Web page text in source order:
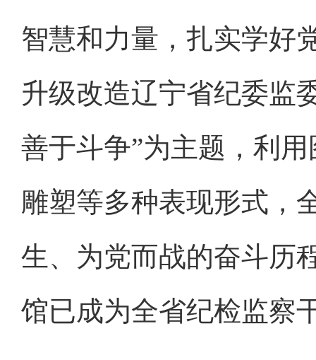
智慧和力量，扎实学好
升级改造辽宁省纪委监
善于斗争”为主题，利
雕塑等多种表现形式，
生、为党而战的奋斗历
馆已成为全省纪检监察